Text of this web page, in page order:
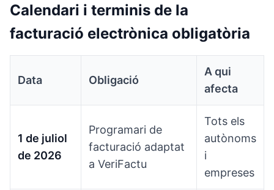
Calendari i terminis de la
facturació electrònica obligatòria
Data Obligació
A qui
afecta
1 de juliol
de 2026
Programari de
facturació adaptat
a VeriFactu
Tots els
autònoms
i
empreses